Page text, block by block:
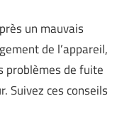
un mauvais
de l’appareil,
problèmes de fuite
Suivez ces conseils